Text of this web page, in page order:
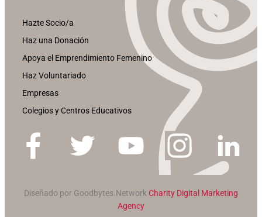
Hazte Socio/a
Haz una Donación
Apoya el Emprendimiento Femenino
Haz Voluntariado
Empresas
Colegios y Centros Educativos
Diseñado por Goodbytes.Network Charity Digital Marketing
Agency